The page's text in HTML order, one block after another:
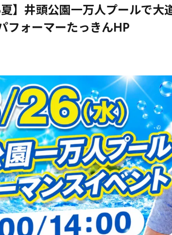
夏】井頭公園一万人プールで
フォーマーたっきんHP